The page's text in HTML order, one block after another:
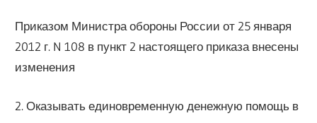
Приказом Министра обороны России от 25 января
2012 г. N 108 в пункт 2 настоящего приказа внесены
изменения
2. Оказывать единовременную денежную помощь в